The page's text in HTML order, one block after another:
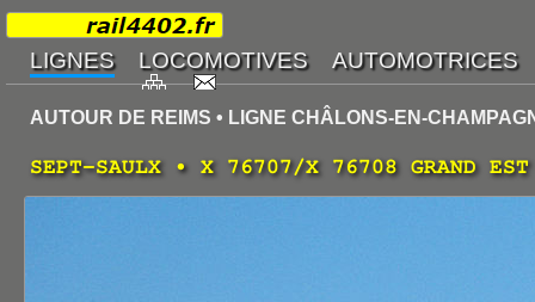
AUTOUR DE REIMS • LIGNE CHÂLONS-EN-
SEPT-SAULX • X 76707/X 76708 GRAND